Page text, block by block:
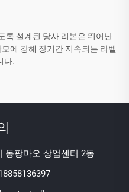
록 설계된 당사 리본은 뛰어난
에 강해 장기간 지속되는 라벨
다.
동팡마오 상업센터 2동